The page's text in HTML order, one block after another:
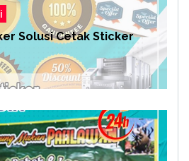
Solusi Cetak Sticker